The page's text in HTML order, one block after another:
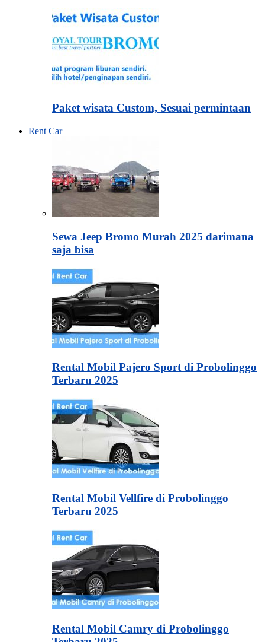
Paket wisata Custom, Sesuai permintaan
Rent Car
Sewa Jeep Bromo Murah 2025 darimana
saja bisa
Rental Mobil Pajero Sport di Probolinggo
Terbaru 2025
Rental Mobil Vellfire di Probolinggo
Terbaru 2025
Rental Mobil Camry di Probolinggo